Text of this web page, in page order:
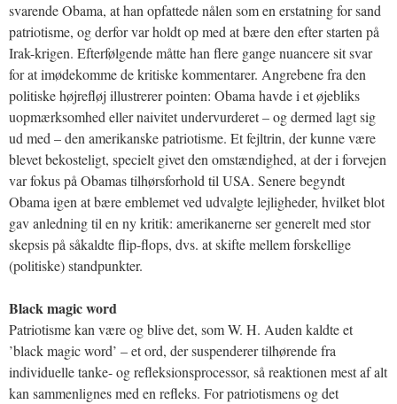
svarende Obama, at han opfattede nålen som en erstatning for sand
patriotisme, og derfor var holdt op med at bære den efter starten på
Irak-krigen. Efterfølgende måtte han flere gange nuancere sit svar
for at imødekomme de kritiske kommentarer. Angrebene fra den
politiske højrefløj illustrerer pointen: Obama havde i et øjebliks
uopmærksomhed eller naivitet undervurderet – og dermed lagt sig
ud med – den amerikanske patriotisme. Et fejltrin, der kunne være
blevet bekosteligt, specielt givet den omstændighed, at der i forvejen
var fokus på Obamas tilhørsforhold til USA. Senere begyndt
Obama igen at bære emblemet ved udvalgte lejligheder, hvilket blot
gav anledning til en ny kritik: amerikanerne ser generelt med stor
skepsis på såkaldte flip-flops, dvs. at skifte mellem forskellige
(politiske) standpunkter.
Black magic word
Patriotisme kan være og blive det, som W. H. Auden kaldte et
’black magic word’ – et ord, der suspenderer tilhørende fra
individuelle tanke- og refleksionsprocessor, så reaktionen mest af alt
kan sammenlignes med en refleks. For patriotismens og det